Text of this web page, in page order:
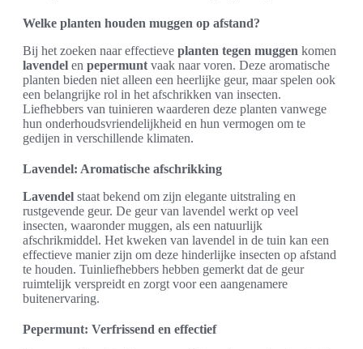
Welke planten houden muggen op afstand?
Bij het zoeken naar effectieve planten tegen muggen komen
lavendel en pepermunt vaak naar voren. Deze aromatische
planten bieden niet alleen een heerlijke geur, maar spelen ook
een belangrijke rol in het afschrikken van insecten.
Liefhebbers van tuinieren waarderen deze planten vanwege
hun onderhoudsvriendelijkheid en hun vermogen om te
gedijen in verschillende klimaten.
Lavendel: Aromatische afschrikking
Lavendel staat bekend om zijn elegante uitstraling en
rustgevende geur. De geur van lavendel werkt op veel
insecten, waaronder muggen, als een natuurlijk
afschrikmiddel. Het kweken van lavendel in de tuin kan een
effectieve manier zijn om deze hinderlijke insecten op afstand
te houden. Tuinliefhebbers hebben gemerkt dat de geur
ruimtelijk verspreidt en zorgt voor een aangenamere
buitenervaring.
Pepermunt: Verfrissend en effectief